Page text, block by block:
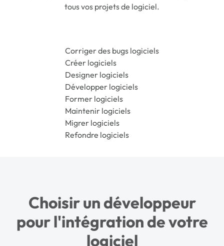
tous vos projets de logiciel.
Corriger des bugs logiciels
Créer logiciels
Designer logiciels
Développer logiciels
Former logiciels
Maintenir logiciels
Migrer logiciels
Refondre logiciels
Choisir un développeur
pour l'intégration de votre
logiciel